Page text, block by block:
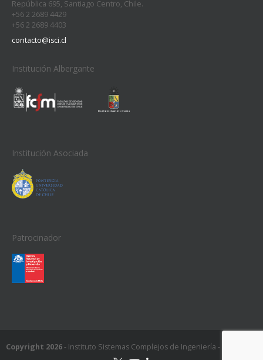
República 695, Santiago Centro, Chile.
+56 2 2689 4429
+56 2 2689 4403
contacto@isci.cl
Institución Albergante
Institución Asociada
Patrocinador
Copyright 2026- Instituto Sistemas Complejos de Ingeniería - ISCI